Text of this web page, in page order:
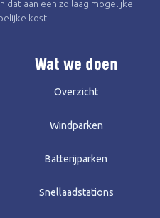
dat aan een zo laag mogelijke
kost.
Wat we doen
Overzicht
Windparken
Batterijparken
Snellaadstations